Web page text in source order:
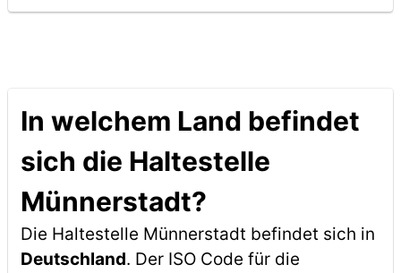
In welchem Land befindet
sich die Haltestelle
Münnerstadt?
Die Haltestelle Münnerstadt befindet sich in
Deutschland. Der ISO Code für die